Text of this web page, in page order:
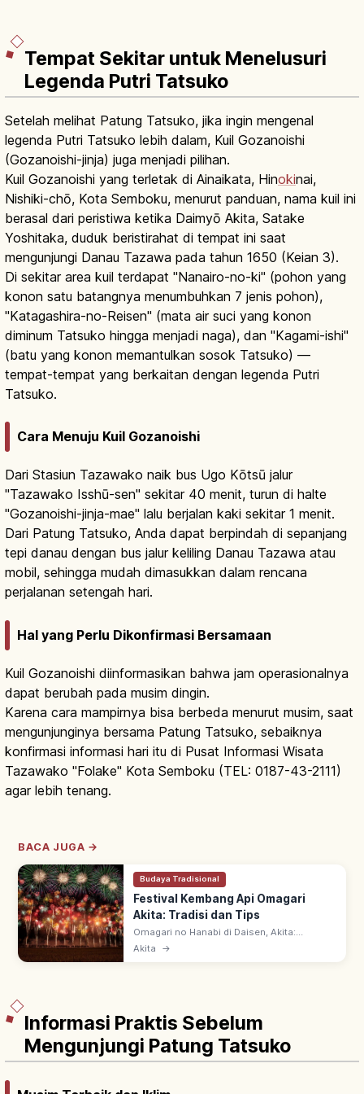
Tempat Sekitar untuk Menelusuri
Legenda Putri Tatsuko
Setelah melihat Patung Tatsuko, jika ingin mengenal
legenda Putri Tatsuko lebih dalam, Kuil Gozanoishi
(Gozanoishi-jinja) juga menjadi pilihan.
Kuil Gozanoishi yang terletak di Ainaikata, Hinokinai,
Nishiki-chō, Kota Semboku, menurut panduan, nama kuil ini
berasal dari peristiwa ketika Daimyō Akita, Satake
Yoshitaka, duduk beristirahat di tempat ini saat
mengunjungi Danau Tazawa pada tahun 1650 (Keian 3).
Di sekitar area kuil terdapat "Nanairo-no-ki" (pohon yang
konon satu batangnya menumbuhkan 7 jenis pohon),
"Katagashira-no-Reisen" (mata air suci yang konon
diminum Tatsuko hingga menjadi naga), dan "Kagami-ishi"
(batu yang konon memantulkan sosok Tatsuko) —
tempat-tempat yang berkaitan dengan legenda Putri
Tatsuko.
Cara Menuju Kuil Gozanoishi
Dari Stasiun Tazawako naik bus Ugo Kōtsū jalur
"Tazawako Isshū-sen" sekitar 40 menit, turun di halte
"Gozanoishi-jinja-mae" lalu berjalan kaki sekitar 1 menit.
Dari Patung Tatsuko, Anda dapat berpindah di sepanjang
tepi danau dengan bus jalur keliling Danau Tazawa atau
mobil, sehingga mudah dimasukkan dalam rencana
perjalanan setengah hari.
Hal yang Perlu Dikonfirmasi Bersamaan
Kuil Gozanoishi diinformasikan bahwa jam operasionalnya
dapat berubah pada musim dingin.
Karena cara mampirnya bisa berbeda menurut musim, saat
mengunjunginya bersama Patung Tatsuko, sebaiknya
konfirmasi informasi hari itu di Pusat Informasi Wisata
Tazawako "Folake" Kota Semboku (TEL: 0187-43-2111)
agar lebih tenang.
BACA JUGA →
Budaya Tradisional
Festival Kembang Api Omagari
Akita: Tradisi dan Tips
Omagari no Hanabi di Daisen, Akita:
Kompetisi Kembang Api Nasional. Salah
Akita →
Informasi Praktis Sebelum
Mengunjungi Patung Tatsuko